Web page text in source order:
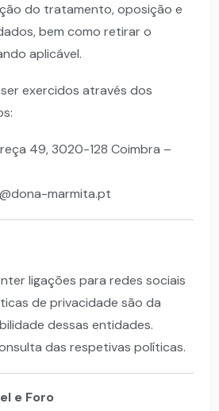
do tratamento, oposição e
bem como retirar o
aplicável.
exercidos através dos
49, 3020-128 Coimbra –
marmita.pt
ligações para redes sociais
de privacidade são da
dessas entidades.
das respetivas políticas.
e Foro